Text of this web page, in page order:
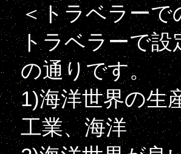
＜トラベラーで
トラベラーで設
の通りです。
1)海洋世界の生
工業、海洋